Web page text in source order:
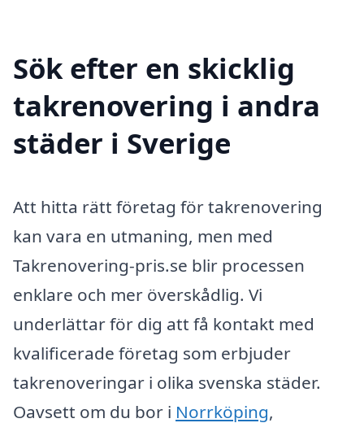
Sök efter en skicklig
takrenovering i andra
städer i Sverige
Att hitta rätt företag för takrenovering
kan vara en utmaning, men med
Takrenovering-pris.se blir processen
enklare och mer överskådlig. Vi
underlättar för dig att få kontakt med
kvalificerade företag som erbjuder
takrenoveringar i olika svenska städer.
Oavsett om du bor i Norrköping,